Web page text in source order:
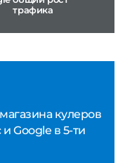
кулеров
Google в 5-ти
трафика